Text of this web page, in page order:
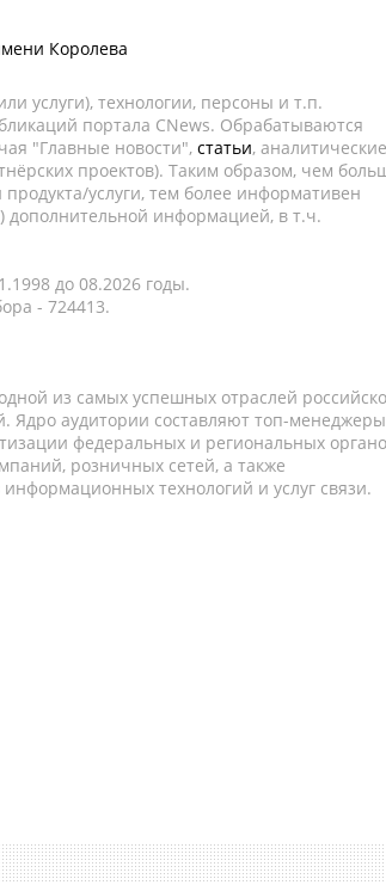
Королева
услуги), технологии, персоны и т.п.
портала CNews. Обрабатываются
"Главные новости", статьи, аналитические
проектов). Таким образом, чем
услуги, тем более информативен
информацией, в т.ч.
до 08.2026 годы.
- 724413.
из самых успешных отраслей
Ядро аудитории составляют топ-
федеральных и региональных
розничных сетей, а также
технологий и услуг связи.